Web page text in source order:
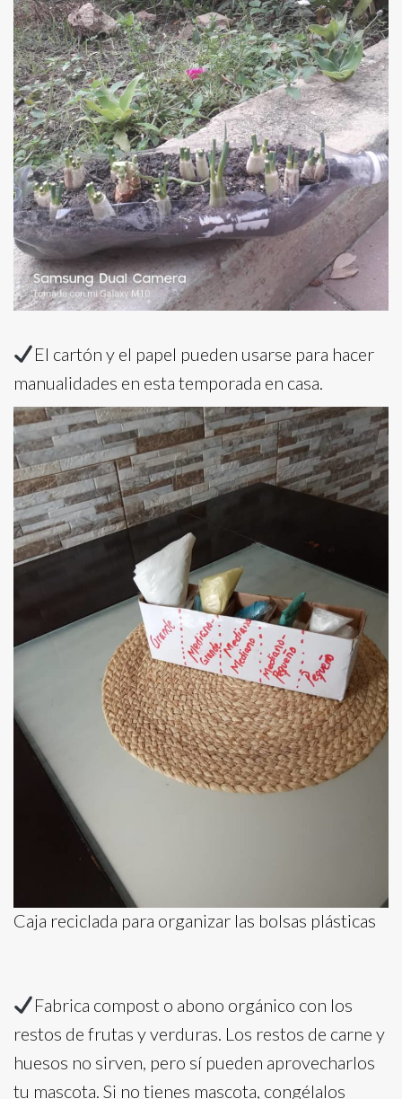
El cartón y el papel pueden usarse para hacer
manualidades en esta temporada en casa.
Caja reciclada para organizar las bolsas plásticas
Fabrica compost o abono orgánico con los
restos de frutas y verduras. Los restos de carne y
huesos no sirven, pero sí pueden aprovecharlos
tu mascota. Si no tienes mascota, congélalos